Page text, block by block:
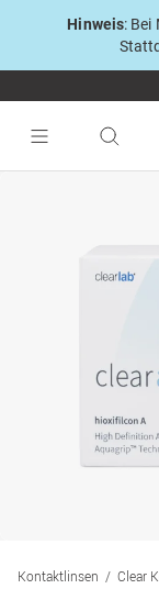
Hinweis: Bei
Kontaktlinsen Clear